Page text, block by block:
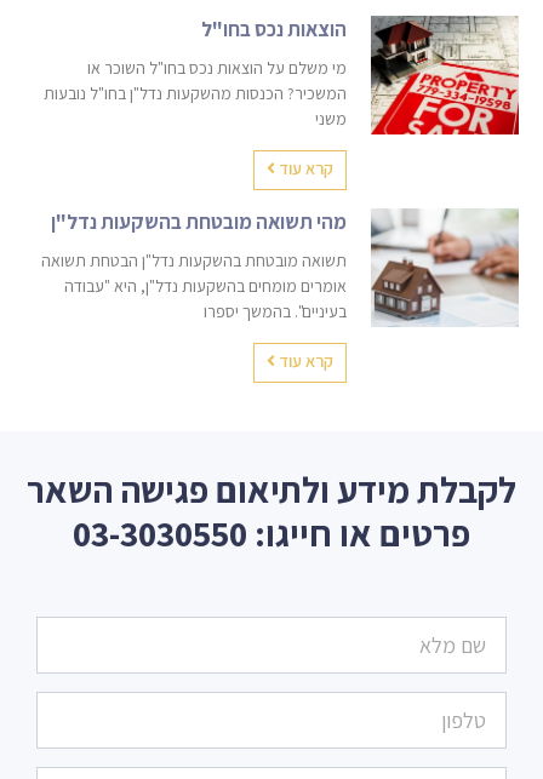
הוצאות נכס בחו"ל
מי משלם על הוצאות נכס בחו"ל השוכר או
המשכיר? הכנסות מהשקעות נדל"ן בחו"ל נובעות
משני
קרא עוד
מהי תשואה מובטחת בהשקעות נדל"ן
תשואה מובטחת בהשקעות נדל"ן הבטחת תשואה
אומרים מומחים בהשקעות נדל"ן, היא "עבודה
בעיניים". בהמשך יספרו
קרא עוד
לקבלת מידע ולתיאום פגישה השאר
פרטים או חייגו: 03-3030550